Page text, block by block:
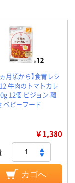
ヵ月頃から】食育レシ
牛肉のトマトカレ
12個 ピジョン 離
ベビーフード
￥1,380
カゴへ